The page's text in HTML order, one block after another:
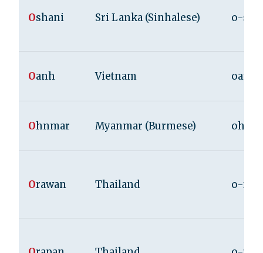
Oshani Sri Lanka (Sinhalese) o-
Oanh Vietnam oan
Ohnmar Myanmar (Burmese) ohn-
Orawan Thailand o-ra-